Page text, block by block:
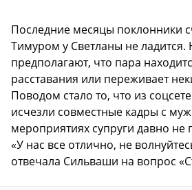
Последние месяцы поклонники
Тимуром у Светланы не ладится.
предполагают, что пара
расставания или переживает
Поводом стало то, что из
исчезли совместные кадры с
мероприятиях супруги давно не
«У нас все отлично, не
отвечала Сильваши на вопрос